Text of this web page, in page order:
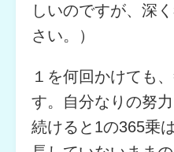
しいのですが、深
さい。）
１を何回かけても
す。自分なりの努
続けると1の365乗